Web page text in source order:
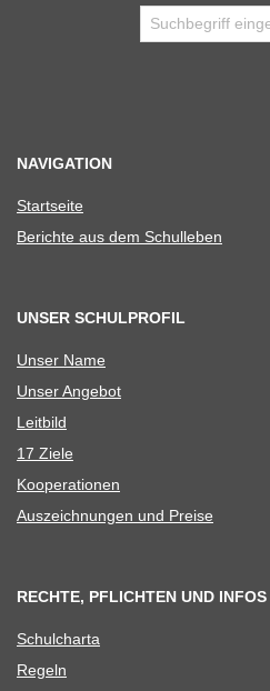
NAVIGATION
Start­seite
Berichte aus dem Schulleben
UNSER SCHULPROFIL
Unser Name
Unser Ange­bot
Leit­bild
17 Ziele
Koope­ra­tio­nen
Aus­zeich­nun­gen und Preise
RECHTE, PFLICHTEN UND INFOS
Schul­charta
Regeln